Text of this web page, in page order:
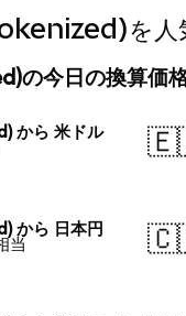
を人気
の今日の換算価
から 米ドル
から 日本円
当